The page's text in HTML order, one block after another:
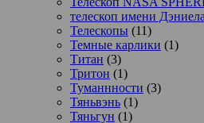
телескоп имени
Телескопы (11)
Темные карлики (1)
Титан (3)
Тритон (1)
Туманнности (3)
Тяньвэнь (1)
Тяньгун (1)